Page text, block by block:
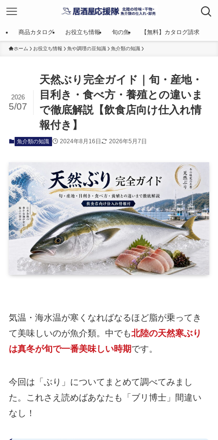
商品カタログ お役立ち情報 旬の魚 【無料】カタログ請求
ホーム お役立ち情報 魚や調理の豆知識 魚介類の知識
天然ぶり完全ガイド｜旬・産地・
目利き・食べ方・養殖との違いま
で徹底解説【飲食店向け仕入れ情
報付き】
2026
5/07
魚介類の知識 2024年8月16日 2026年5月7日
気温・海水温が寒くなればなるほど脂が乗ってき
て美味しいのが魚介類。中でも北陸の天然寒ぶり
は真冬が旬で一番美味しい時期です。
今回は「ぶり」についてまとめて調べてみまし
た。これさえ読めばあなたも「ブリ博士」間違い
なし！